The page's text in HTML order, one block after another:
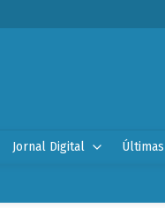
Jornal Digital Últimas